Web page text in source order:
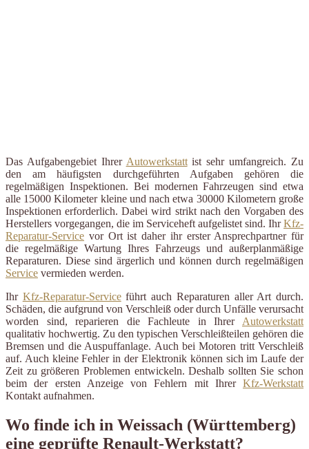
Das Aufgabengebiet Ihrer Autowerkstattist sehr umfangreich. Zu
den am häufigsten durchgeführten Aufgaben gehören die
regelmäßigen Inspektionen. Bei modernen Fahrzeugen sind etwa
alle 15000 Kilometer kleine und nach etwa 30000 Kilometern große
Inspektionen erforderlich. Dabei wird strikt nach den Vorgaben des
Herstellers vorgegangen, die im Serviceheft aufgelistet sind. IhrKfz-
Reparatur-Service vor Ort ist daher ihr erster Ansprechpartner für
die regelmäßige Wartung Ihres Fahrzeugs und außerplanmäßige
Reparaturen. Diese sind ärgerlich und können durch regelmäßigen
Service vermieden werden.
Ihr Kfz-Reparatur-Serviceführt auch Reparaturen aller Art durch.
Schäden, die aufgrund von Verschleiß oder durch Unfälle verursacht
worden sind, reparieren die Fachleute in Ihrer Autowerkstatt
qualitativ hochwertig. Zu den typischen Verschleißteilen gehören die
Bremsen und die Auspuffanlage. Auch bei Motoren tritt Verschleiß
auf. Auch kleine Fehler in der Elektronik können sich im Laufe der
Zeit zu größeren Problemen entwickeln. Deshalb sollten Sie schon
beim der ersten Anzeige von Fehlern mit Ihrer Kfz-Werkstatt
Kontakt aufnahmen.
Wo finde ich in Weissach (Württemberg)
eine geprüfte Renault-Werkstatt?